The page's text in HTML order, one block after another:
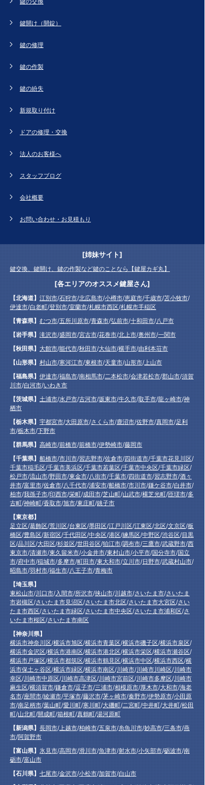
鍵開け（開錠）
鍵の修理
鍵の作製
鍵の紛失
新規取り付け
ドアの修理・交換
法人のお客様へ
スタッフブログ
会社概要
お問い合わせ・お見積もり
[姉妹サイト]
鍵交換、鍵開け、鍵の作製など鍵のことなら【鍵屋カギ丸】
[各エリアのオススメ鍵屋さん]
【北海道】江別市/石狩市/北広島市/小樽市/恵庭市/千歳市/苫小牧市/
伊達市/白老町/登別市/室蘭市/札幌市西区/札幌市手稲区
【青森県】むつ市/五所川原市/青森市/弘前市/十和田市/八戸市
【岩手県】滝沢市/盛岡市/宮古市/花巻市/北上市/奥州市/一関市
【秋田県】大館市/能代市/秋田市/大仙市/横手市/由利本荘市
【山形県】村山市/寒河江市/東根市/天童市/山形市/上山市
【福島県】伊達市/福島市/南相馬市/二本松市/会津若松市/郡山市/須賀
川市/白河市/いわき市
【茨城県】土浦市/水戸市/古河市/坂東市/牛久市/取手市/龍ヶ崎市/神
栖市
【栃木県】宇都宮市/大田原市/さくら市/鹿沼市/佐野市/真岡市/足利
市/栃木市/下野市
【群馬県】高崎市/前橋市/前橋市/伊勢崎市/藤岡市
【千葉県】船橋市/市川市/習志野市/佐倉市/四街道市/千葉市花見川区/
千葉市稲毛区/千葉市美浜区/千葉市若葉区/千葉市中央区/千葉市緑区/
松戸市/流山市/野田市/東金市/八街市/千葉市/四街道市/習志野市/酒々
井市/富里市/佐倉市/八千代市/浦安市/船橋市/市川市/鎌ケ谷市/白井市/
柏市/我孫子市/印西市/栄町/成田市/芝山町/山武市/横芝光町/匝瑳市/多
古町/神崎町/香取市/旭市/東庄町/銚子市
【東京都】
足立区/葛飾区/荒川区/台東区/墨田区/江戸川区/江東区/北区/文京区/板
橋区/豊島区/新宿区/千代田区/中央区/港区/練馬区/中野区/渋谷区/目黒
区/品川区/大田区/杉並区/世田谷区/狛江市/調布市/三鷹市/武蔵野市/西
東京市/清瀬市/東久留米市/小金井市/東村山市/小平市/国分寺市/国立
市/府中市/稲城市/多摩市/町田市/東大和市/立川市/日野市/武蔵村山市/
昭島市/羽村市/福生市/八王子市/青梅市
【埼玉県】
東松山市/川口市/入間市/所沢市/挟山市/川越市/さいたま市/さいたま
市岩槻区/さいたま市見沼区/さいたま市北区/さいたま市大宮区/さい
たま市西区/さいたま市緑区/さいたま市中央区/さいたま市浦和区/さ
いたま市桜区/さいたま市南区
【神奈川県】
横浜市神奈川区/横浜市旭区/横浜市青葉区/横浜市磯子区/横浜市泉区/
横浜市金沢区/横浜市港南区/横浜市港北区/横浜市栄区/横浜市瀬谷区/
横浜市戸塚区/横浜市都筑区/横浜市鶴見区/横浜市中区/横浜市西区/横
浜市保土ヶ谷区/横浜市緑区/横浜市南区/川崎市/川崎市川崎区/川崎市
幸区/川崎市中原区/川崎市高津区/川崎市宮前区/川崎市多摩区/川崎市
麻生区/横須賀市/鎌倉市/逗子市/三浦市/相模原市/厚木市/大和市/海老
名市/座間市/綾瀬市/平塚市/藤沢市/茅ヶ崎市/秦野市/伊勢原市/小田原
市/南足柄市/葉山町/愛川町/寒川町/大磯町/二宮町/中井町/大井町/松田
町/山北町/開成町/箱根町/真鶴町/湯河原町
【新潟県】長岡市/上越市/柏崎市/五泉市/糸魚川市/妙高市/三条市/燕
市/阿賀野市
【富山県】氷見市/高岡市/滑川市/魚津市/射水市/小矢部市/砺波市/南
砺市/富山市
【石川県】七尾市/金沢市/小松市/加賀市/白山市